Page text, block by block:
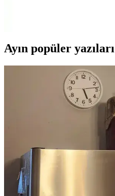
Ayın popüler yazıları